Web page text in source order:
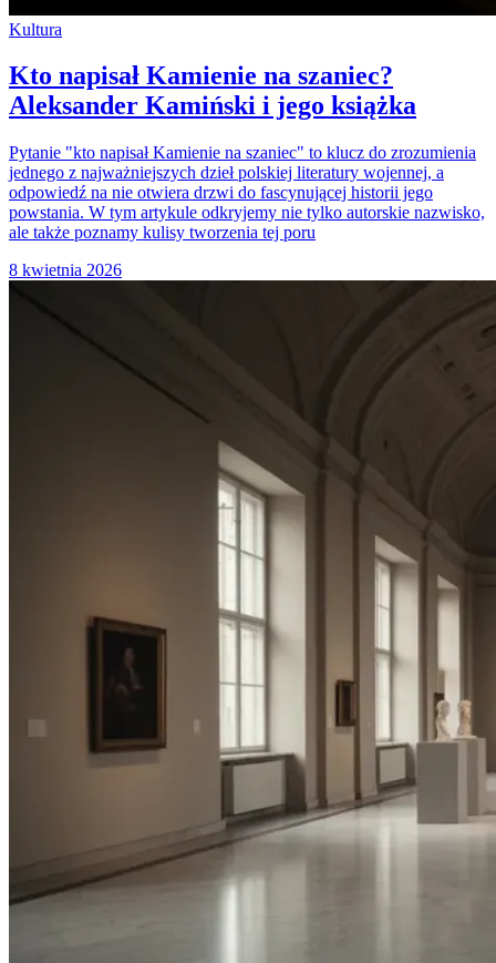
Kultura
Kto napisał Kamienie na szaniec?
Aleksander Kamiński i jego książka
Pytanie "kto napisał Kamienie na szaniec" to klucz do zrozumienia
jednego z najważniejszych dzieł polskiej literatury wojennej, a
odpowiedź na nie otwiera drzwi do fascynującej historii jego
powstania. W tym artykule odkryjemy nie tylko autorskie nazwisko,
ale także poznamy kulisy tworzenia tej poru
8 kwietnia 2026